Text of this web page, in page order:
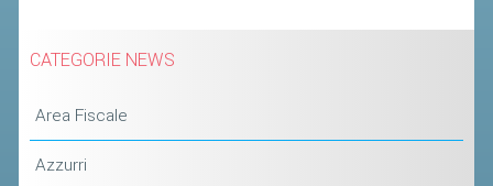
CATEGORIE NEWS
Area Fiscale
Azzurri